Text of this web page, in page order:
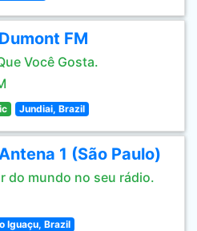
FM
Você Gosta.
Jundiai, Brazil
1 (São Paulo)
do mundo no seu rádio.
Iguaçu, Brazil